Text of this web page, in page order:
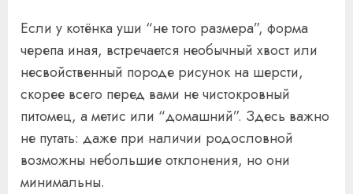
Если у котёнка уши “не того размера”, форма
черепа иная, встречается необычный хвост или
несвойственный породе рисунок на шерсти,
скорее всего перед вами не чистокровный
питомец, а метис или “домашний”. Здесь важно
не путать: даже при наличии родословной
возможны небольшие отклонения, но они
минимальны.